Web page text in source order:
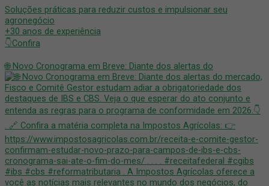
Soluções práticas para reduzir custos e impulsionar seu
agronegócio
+30 anos de experiência
👇Confira
🌐 Novo Cronograma em Breve: Diante dos alertas do